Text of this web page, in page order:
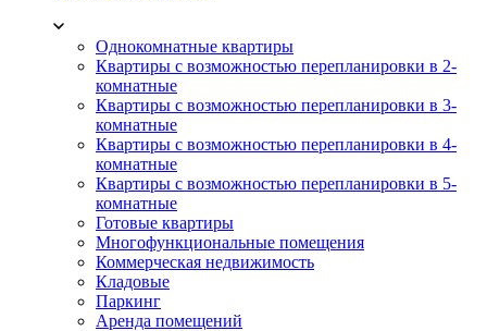
Однокомнатные квартиры
Квартиры с возможностью перепланировки в 2-
комнатные
Квартиры с возможностью перепланировки в 3-
комнатные
Квартиры с возможностью перепланировки в 4-
комнатные
Квартиры с возможностью перепланировки в 5-
комнатные
Готовые квартиры
Многофункциональные помещения
Коммерческая недвижимость
Кладовые
Паркинг
Аренда помещений